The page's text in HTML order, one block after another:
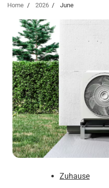
Home 2026 June
Zuhause